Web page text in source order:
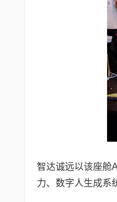
智达诚远以该座舱
力、数字人生成系